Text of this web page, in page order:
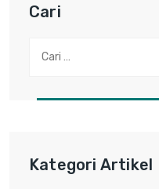
Cari
Kategori Artikel